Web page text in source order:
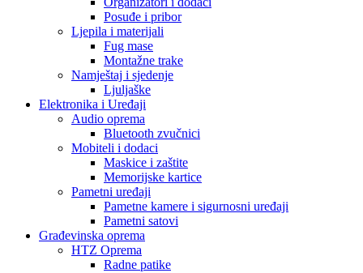
Posuđe i pribor
Ljepila i materijali
Fug mase
Montažne trake
Namještaj i sjedenje
Ljuljaške
Elektronika i Uređaji
Audio oprema
Bluetooth zvučnici
Mobiteli i dodaci
Maskice i zaštite
Memorijske kartice
Pametni uređaji
Pametne kamere i sigurnosni uređaji
Pametni satovi
Građevinska oprema
HTZ Oprema
Radne patike